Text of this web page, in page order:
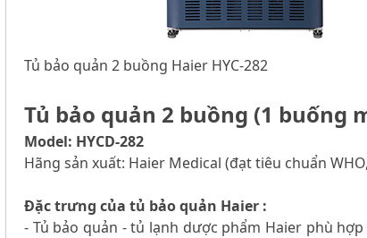
Tủ bảo quản 2 buồng Haier HYC-282
Tủ bảo quản 2 buồng (1 buống
Model: HYCD-282
Hãng sản xuất: Haier Medical (đạt tiêu chuẩn WHO,
Đặc trưng của tủ bảo quản Haier :
- Tủ bảo quản - tủ lạnh dược phẩm Haier phù